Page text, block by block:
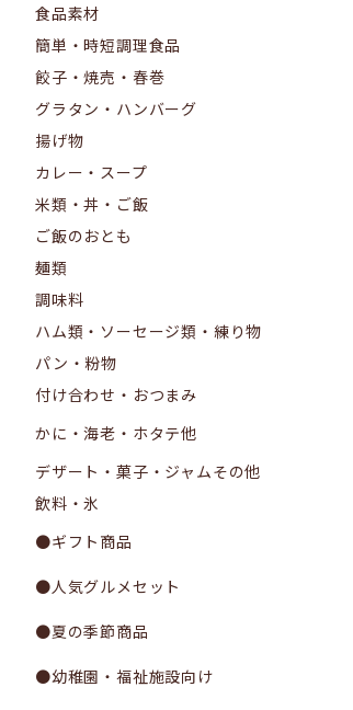
食品素材
簡単・時短調理食品
餃子・焼売・春巻
グラタン・ハンバーグ
揚げ物
カレー・スープ
米類・丼・ご飯
ご飯のおとも
麺類
調味料
ハム類・ソーセージ類・練り物
パン・粉物
付け合わせ・おつまみ
かに・海老・ホタテ他
デザート・菓子・ジャムその他
飲料・氷
●ギフト商品
●人気グルメセット
●夏の季節商品
●幼稚園・福祉施設向け